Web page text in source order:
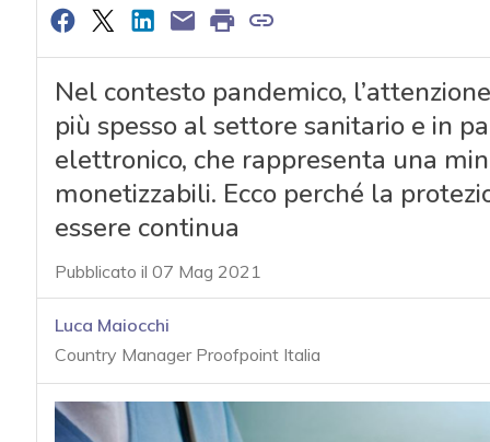
Nel contesto pandemico,
più spesso al settore sanitario e in
elettronico, che rappresenta una
monetizzabili. Ecco perché la
essere continua
Pubblicato il 07 Mag 2021
Luca Maiocchi
Country Manager Proofpoint Italia